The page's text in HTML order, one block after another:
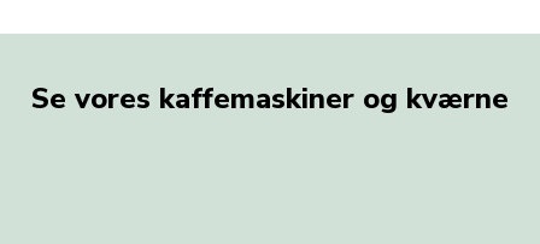
Se vores kaffemaskiner og kværne